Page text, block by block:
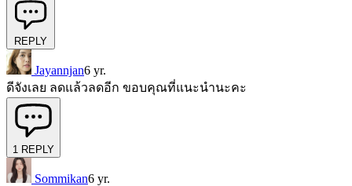
REPLY
Jayannjan6 yr.
ดีจังเลย ลดแล้วลดอีก ขอบคุณที่แนะนำนะคะ
1 REPLY
Sommikan6 yr.